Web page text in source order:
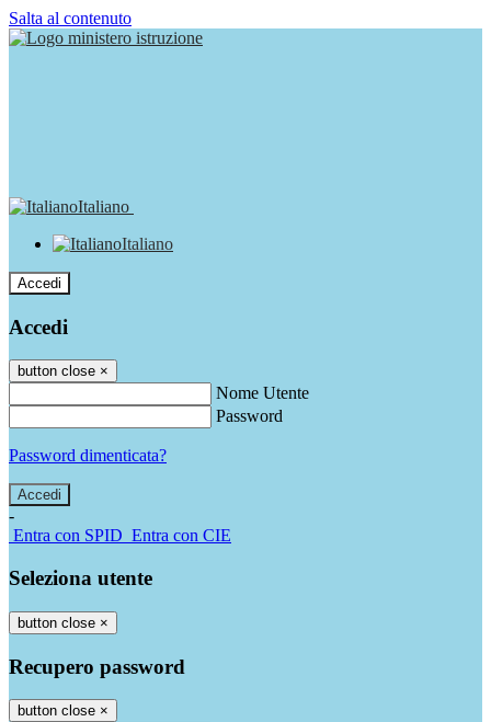
Salta al contenuto
Italiano
Italiano
Accedi
Accedi
button close ×
Nome Utente
Password
Password dimenticata?
-
Entra con SPID Entra con CIE
Seleziona utente
button close ×
Recupero password
button close ×